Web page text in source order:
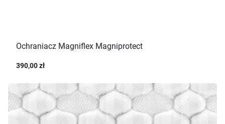
Ochraniacz Magniflex Magniprotect
390,00 zł